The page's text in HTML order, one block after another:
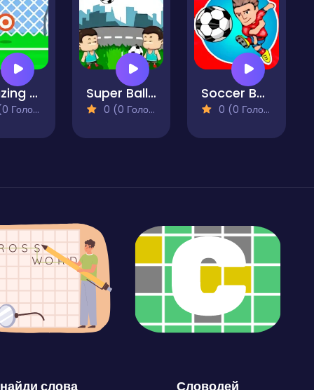
Amazing Soccer Super Ball Juggling
0 (0 Голосів)
Soccer Basketball
0 (0 Голосів)
слова Словодей